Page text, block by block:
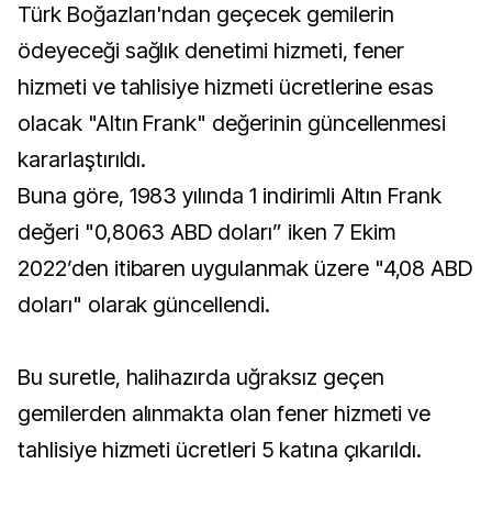
Türk Boğazları'ndan geçecek gemilerin
ödeyeceği sağlık denetimi hizmeti, fener
hizmeti ve tahlisiye hizmeti ücretlerine esas
olacak "Altın Frank" değerinin güncellenmesi
kararlaştırıldı.
Buna göre, 1983 yılında 1 indirimli Altın Frank
değeri "0,8063 ABD doları” iken 7 Ekim
2022’den itibaren uygulanmak üzere "4,08 ABD
doları" olarak güncellendi.
Bu suretle, halihazırda uğraksız geçen
gemilerden alınmakta olan fener hizmeti ve
tahlisiye hizmeti ücretleri 5 katına çıkarıldı.